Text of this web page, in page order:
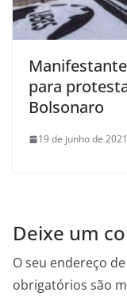
para
Bolsonaro
19 de junho de 2021
Deixe um
O seu endereço
obrigatórios são